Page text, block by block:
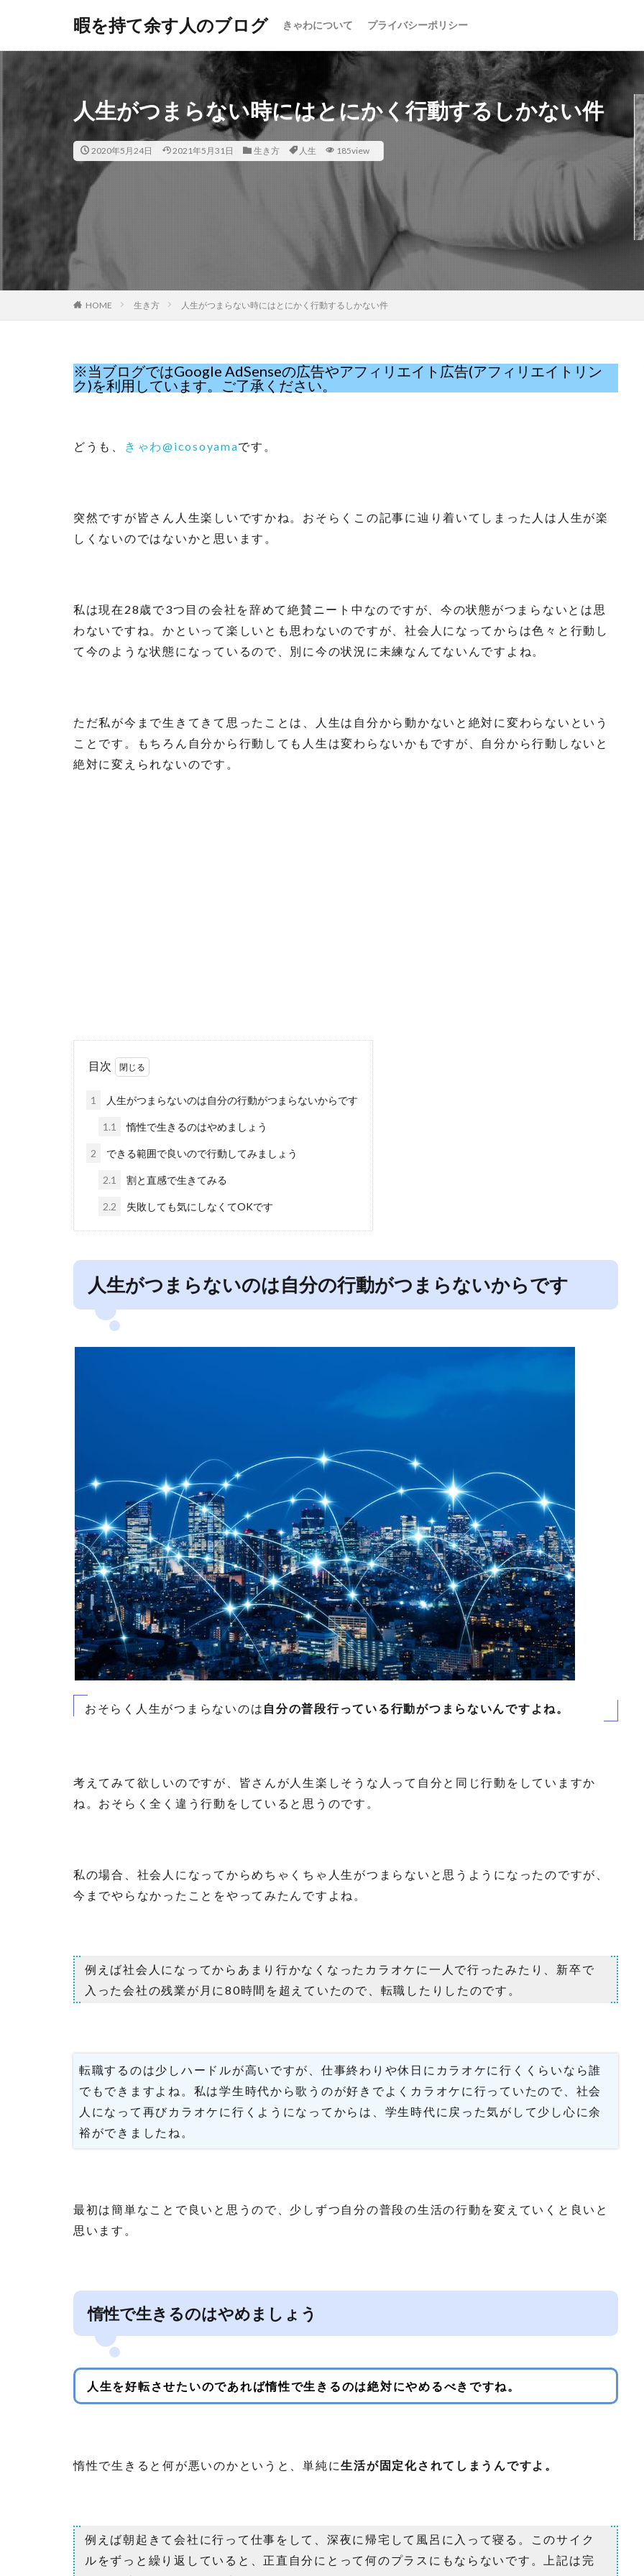
暇を持て余す人のブログ きゃわについて プライバシーポリシー
人生がつまらない時にはとにかく行動するしかない件
2020年5月24日 2021年5月31日 生き方 人生 185view
HOME 生き方 人生がつまらない時にはとにかく行動するしかない件
※当ブログではGoogle AdSenseの広告やアフィリエイト広告(アフィリエイトリン
ク)を利用しています。ご了承ください。
どうも、 きゃわ@icosoyamaです。
突然ですが皆さん人生楽しいですかね。おそらくこの記事に辿り着いてしまった人は人生が楽
しくないのではないかと思います。
私は現在28歳で3つ目の会社を辞めて絶賛ニート中なのですが、今の状態がつまらないとは思
わないですね。かといって楽しいとも思わないのですが、社会人になってからは色々と行動し
て今のような状態になっているので、別に今の状況に未練なんてないんですよね。
ただ私が今まで生きてきて思ったことは、人生は自分から動かないと絶対に変わらないという
ことです。もちろん自分から行動しても人生は変わらないかもですが、自分から行動しないと
絶対に変えられないのです。
目次
1 人生がつまらないのは自分の行動がつまらないからです
1.1 惰性で生きるのはやめましょう
2 できる範囲で良いので行動してみましょう
2.1 割と直感で生きてみる
2.2 失敗しても気にしなくてOKです
人生がつまらないのは自分の行動がつまらないからです
おそらく人生がつまらないのは 自分の普段行っている行動がつまらないんですよね。
考えてみて欲しいのですが、皆さんが人生楽しそうな人って自分と同じ行動をしていますか
ね。おそらく全く違う行動をしていると思うのです。
私の場合、社会人になってからめちゃくちゃ人生がつまらないと思うようになったのですが、
今までやらなかったことをやってみたんですよね。
例えば社会人になってからあまり行かなくなったカラオケに一人で行ったみたり、新卒で
入った会社の残業が月に80時間を超えていたので、転職したりしたのです。
転職するのは少しハードルが高いですが、仕事終わりや休日にカラオケに行くくらいなら誰
でもできますよね。私は学生時代から歌うのが好きでよくカラオケに行っていたので、社会
人になって再びカラオケに行くようになってからは、学生時代に戻った気がして少し心に余
裕ができましたね。
最初は簡単なことで良いと思うので、少しずつ自分の普段の生活の行動を変えていくと良いと
思います。
惰性で生きるのはやめましょう
人生を好転させたいのであれば惰性で生きるのは絶対にやめるべきですね。
惰性で生きると何が悪いのかというと、単純に生活が固定化されてしまうんですよ。
例えば朝起きて会社に行って仕事をして、深夜に帰宅して風呂に入って寝る。このサイク
ルをずっと繰り返していると、正直自分にとって何のプラスにもならないです。上記は完